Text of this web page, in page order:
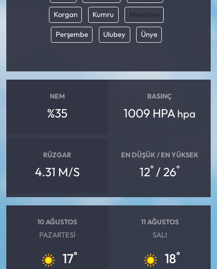
Korgan Kumru Mesudiye
Perşembe Ulubey Ünye
NEM
%35
BASINÇ
1009 HPA hpa
RÜZGAR
4.31 M/S
EN DÜŞÜK / EN YÜKSEK
12° / 26°
10 AĞUSTOS
PAZARTESI
17°
11 AĞUSTOS
SALI
18°